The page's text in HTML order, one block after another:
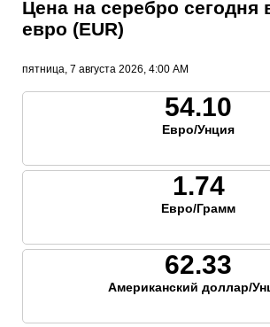
Цена на серебро сегодня
евро (EUR)
пятница, 7 августа 2026, 4:00 AM
54.10
Евро/Унция
1.74
Евро/Грамм
62.33
Американский доллар/